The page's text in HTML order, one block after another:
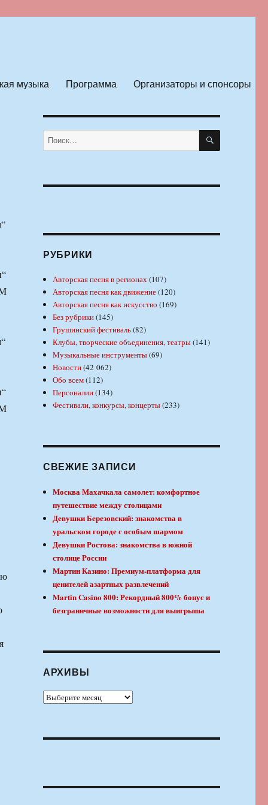
музыка Программа Организаторы и спонсоры
Искать: ПОИСК
РУБРИКИ
Авторская песня в регионах(107)
Авторская песня как движение(120)
Авторская песня как искусство (169)
Без рубрики(145)
Грушинский фестиваль(82)
Клубы, творческие объединения, театры(141)
Музыкальные инструменты(69)
Новости(42 062)
Обо всем(112)
Персоналии(134)
Фестивали, конкурсы, концерты(233)
СВЕЖИЕ ЗАПИСИ
Москва Махачкала самолет: комфортное
путешествие между столицами
Девушки Березовский: знакомства в
уральском городе с особым шармом
Девушки Ростова: знакомства в южной
столице России
Мартин Казино: Премиум-платформа для
ценителей азартных развлечений
Martin Casino 800: Рекордный 800% бонус и
безграничные возможности для выигрыша
АРХИВЫ
Архивы